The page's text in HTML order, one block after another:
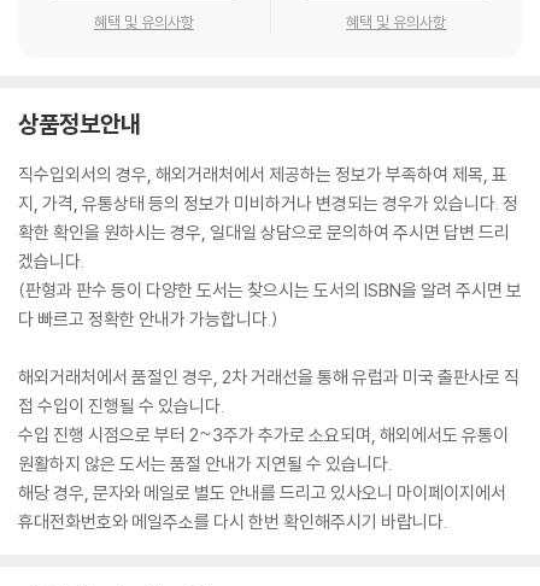
혜택 및 유의사항 혜택 및 유의사항
상품정보안내
직수입외서의 경우, 해외거래처에서 제공하는 정보가 부족하여 제목, 표
지, 가격, 유통상태 등의 정보가 미비하거나 변경되는 경우가 있습니다. 정
확한 확인을 원하시는 경우, 일대일 상담으로 문의하여 주시면 답변 드리
겠습니다.
(판형과 판수 등이 다양한 도서는 찾으시는 도서의 ISBN을 알려 주시면 보
다 빠르고 정확한 안내가 가능합니다.)
해외거래처에서 품절인 경우, 2차 거래선을 통해 유럽과 미국 출판사로 직
접 수입이 진행될 수 있습니다.
수입 진행 시점으로 부터 2~3주가 추가로 소요되며, 해외에서도 유통이
원활하지 않은 도서는 품절 안내가 지연될 수 있습니다.
해당 경우, 문자와 메일로 별도 안내를 드리고 있사오니 마이페이지에서
휴대전화번호와 메일주소를 다시 한번 확인해주시기 바랍니다.